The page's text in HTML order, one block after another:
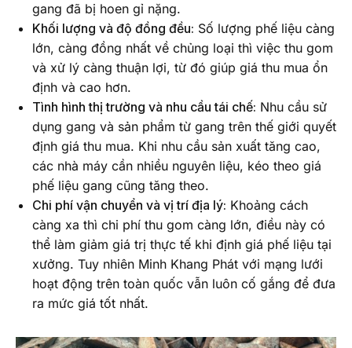
gang đã bị hoen gỉ nặng.
Khối lượng và độ đồng đều: Số lượng phế liệu càng
lớn, càng đồng nhất về chủng loại thì việc thu gom
và xử lý càng thuận lợi, từ đó giúp giá thu mua ổn
định và cao hơn.
Tình hình thị trường và nhu cầu tái chế: Nhu cầu sử
dụng gang và sản phẩm từ gang trên thế giới quyết
định giá thu mua. Khi nhu cầu sản xuất tăng cao,
các nhà máy cần nhiều nguyên liệu, kéo theo giá
phế liệu gang cũng tăng theo.
Chi phí vận chuyển và vị trí địa lý: Khoảng cách
càng xa thì chi phí thu gom càng lớn, điều này có
thể làm giảm giá trị thực tế khi định giá phế liệu tại
xưởng. Tuy nhiên Minh Khang Phát với mạng lưới
hoạt động trên toàn quốc vẫn luôn cố gắng để đưa
ra mức giá tốt nhất.